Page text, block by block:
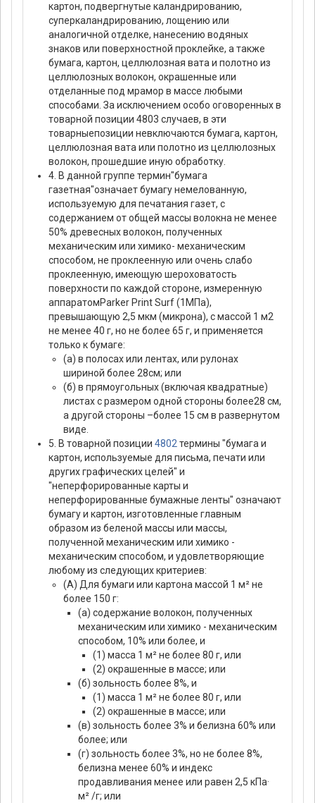
картон, подвергнутые каландрированию,
суперкаландрированию, лощению или
аналогичной отделке, нанесению водяных
знаков или поверхностной проклейке, а также
бумага, картон, целлюлозная вата и полотно из
целлюлозных волокон, окрашенные или
отделанные под мрамор в массе любыми
способами. За исключением особо оговоренных в
товарной позиции 4803 случаев, в эти
товарныепозиции невключаются бумага, картон,
целлюлозная вата или полотно из целлюлозных
волокон, прошедшие иную обработку.
4. В данной группе термин"бумага
газетная"означает бумагу немелованную,
используемую для печатания газет, с
содержанием от общей массы волокна не менее
50% древесных волокон, полученных
механическим или химико- механическим
способом, не проклеенную или очень слабо
проклеенную, имеющую шероховатость
поверхности по каждой стороне, измеренную
аппаратомParker Print Surf (1МПа),
превышающую 2,5 мкм (микрона), с массой 1 м2
не менее 40 г, но не более 65 г, и применяется
только к бумаге:
(а) в полосах или лентах, или рулонах
шириной более 28см; или
(б) в прямоугольных (включая квадратные)
листах с размером одной стороны более28 см,
а другой стороны –более 15 см в развернутом
виде.
5. В товарной позиции 4802 термины "бумага и
картон, используемые для письма, печати или
других графических целей" и
"неперфорированные карты и
неперфорированные бумажные ленты" означают
бумагу и картон, изготовленные главным
образом из беленой массы или массы,
полученной механическим или химико -
механическим способом, и удовлетворяющие
любому из следующих критериев:
(А) Для бумаги или картона массой 1 м² не
более 150 г:
(а) содержание волокон, полученных
механическим или химико - механическим
способом, 10% или более, и
(1) масса 1 м² не более 80 г, или
(2) окрашенные в массе; или
(б) зольность более 8%, и
(1) масса 1 м² не более 80 г, или
(2) окрашенные в массе; или
(в) зольность более 3% и белизна 60% или
более; или
(г) зольность более 3%, но не более 8%,
белизна менее 60% и индекс
продавливания менее или равен 2,5 кПа·
м² /г; или